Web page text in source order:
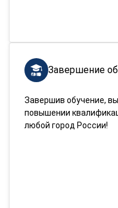
Завершение
Завершив обучение,
повышении
любой город России!